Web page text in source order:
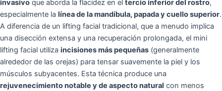
invasivo que aborda la flacidez en el tercio inferior del rostro,
especialmente la línea de la mandíbula, papada y cuello superior.
A diferencia de un lifting facial tradicional, que a menudo implica
una disección extensa y una recuperación prolongada, el mini
lifting facial utiliza incisiones más pequeñas (generalmente
alrededor de las orejas) para tensar suavemente la piel y los
músculos subyacentes. Esta técnica produce una
rejuvenecimiento notable y de aspecto natural con menos